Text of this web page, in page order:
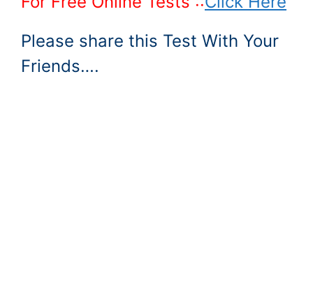
Please share this Test With Your
Friends….